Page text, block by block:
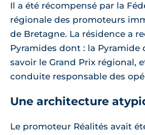
Il a été récompensé par la
régionale des promoteurs
de Bretagne. La résidence a
Pyramides dont : la Pyramide
savoir le Grand Prix régional,
conduite responsable des
Une architecture
Le promoteur Réalités avait